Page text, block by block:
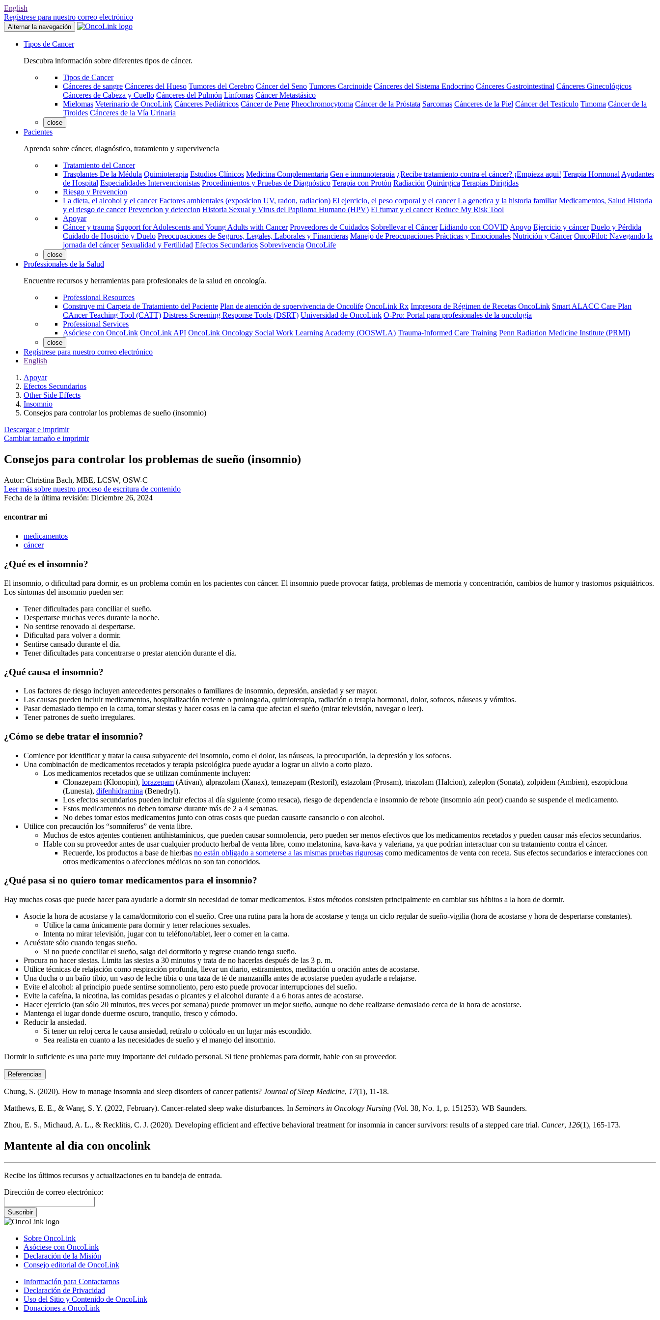
English
Regístrese para nuestro correo electrónico
Alternar la navegación
Tipos de Cancer
Descubra información sobre diferentes tipos de cáncer.
Tipos de Cancer
Cánceres de sangre Cánceres del Hueso Tumores del Cerebro Cáncer del Seno Tumores Carcinoide Cánceres del Sistema Endocrino Cánceres Gastrointestinal Cánceres Ginecológicos
Cánceres de Cabeza y Cuello Cánceres del Pulmón Linfomas Cáncer Metastásico
Mielomas Veterinario de OncoLink Cánceres Pediátricos Cáncer de Pene Pheochromocytoma Cáncer de la Próstata Sarcomas Cánceres de la Piel Cáncer del Testículo Timoma Cáncer de la
Tiroides Cánceres de la Vía Urinaria
close
Pacientes
Aprenda sobre cáncer, diagnóstico, tratamiento y supervivencia
Tratamiento del Cancer
Trasplantes De la Médula Quimioterapia Estudios Clínicos Medicina Complementaria Gen e inmunoterapia ¿Recibe tratamiento contra el cáncer? ¡Empieza aqui! Terapia Hormonal Ayudantes
de Hospital Especialidades Intervencionistas Procedimientos y Pruebas de Diagnóstico Terapia con Protón Radiación Quirúrgica Terapias Dirigidas
Riesgo y Prevencion
La dieta, el alcohol y el cancer Factores ambientales (exposicion UV, radon, radiacion) El ejercicio, el peso corporal y el cancer La genetica y la historia familiar Medicamentos, Salud Historia
y el riesgo de cancer Prevencion y deteccion Historia Sexual y Virus del Papiloma Humano (HPV) El fumar y el cancer Reduce My Risk Tool
Apoyar
Cáncer y trauma Support for Adolescents and Young Adults with Cancer Proveedores de Cuidados Sobrellevar el Cáncer Lidiando con COVID Apoyo Ejercicio y cáncer Duelo y Pérdida
Cuidado de Hospicio y Duelo Preocupaciones de Seguros, Legales, Laborales y Financieras Manejo de Preocupaciones Prácticas y Emocionales Nutrición y Cáncer OncoPilot: Navegando la
jornada del cáncer Sexualidad y Fertilidad Efectos Secundarios Sobrevivencia OncoLife
close
Professionales de la Salud
Encuentre recursos y herramientas para profesionales de la salud en oncología.
Professional Resources
Construye mi Carpeta de Tratamiento del Paciente Plan de atención de supervivencia de Oncolife OncoLink Rx Impresora de Régimen de Recetas OncoLink Smart ALACC Care Plan
CAncer Teaching Tool (CATT) Distress Screening Response Tools (DSRT) Universidad de OncoLink O-Pro: Portal para profesionales de la oncología
Professional Services
Asóciese con OncoLink OncoLink API OncoLink Oncology Social Work Learning Academy (OOSWLA) Trauma-Informed Care Training Penn Radiation Medicine Institute (PRMI)
close
Regístrese para nuestro correo electrónico
English
Apoyar
Efectos Secundarios
Other Side Effects
Insomnio
Consejos para controlar los problemas de sueño (insomnio)
Descargar e imprimir
Cambiar tamaño e imprimir
Consejos para controlar los problemas de sueño (insomnio)
Autor: Christina Bach, MBE, LCSW, OSW-C
Leer más sobre nuestro proceso de escritura de contenido
Fecha de la última revisión: Diciembre 26, 2024
encontrar mi
medicamentos
cáncer
¿Qué es el insomnio?
El insomnio, o dificultad para dormir, es un problema común en los pacientes con cáncer. El insomnio puede provocar fatiga, problemas de memoria y concentración, cambios de humor y trastornos psiquiátricos.
Los síntomas del insomnio pueden ser:
Tener dificultades para conciliar el sueño.
Despertarse muchas veces durante la noche.
No sentirse renovado al despertarse.
Dificultad para volver a dormir.
Sentirse cansado durante el día.
Tener dificultades para concentrarse o prestar atención durante el día.
¿Qué causa el insomnio?
Los factores de riesgo incluyen antecedentes personales o familiares de insomnio, depresión, ansiedad y ser mayor.
Las causas pueden incluir medicamentos, hospitalización reciente o prolongada, quimioterapia, radiación o terapia hormonal, dolor, sofocos, náuseas y vómitos.
Pasar demasiado tiempo en la cama, tomar siestas y hacer cosas en la cama que afectan el sueño (mirar televisión, navegar o leer).
Tener patrones de sueño irregulares.
¿Cómo se debe tratar el insomnio?
Comience por identificar y tratar la causa subyacente del insomnio, como el dolor, las náuseas, la preocupación, la depresión y los sofocos.
Una combinación de medicamentos recetados y terapia psicológica puede ayudar a lograr un alivio a corto plazo.
Los medicamentos recetados que se utilizan comúnmente incluyen:
Clonazepam (Klonopin), lorazepam (Ativan), alprazolam (Xanax), temazepam (Restoril), estazolam (Prosam), triazolam (Halcion), zaleplon (Sonata), zolpidem (Ambien), eszopiclona
(Lunesta), difenhidramina (Benedryl).
Los efectos secundarios pueden incluir efectos al día siguiente (como resaca), riesgo de dependencia e insomnio de rebote (insomnio aún peor) cuando se suspende el medicamento.
Estos medicamentos no deben tomarse durante más de 2 a 4 semanas.
No debes tomar estos medicamentos junto con otras cosas que puedan causarte cansancio o con alcohol.
Utilice con precaución los “somníferos” de venta libre.
Muchos de estos agentes contienen antihistamínicos, que pueden causar somnolencia, pero pueden ser menos efectivos que los medicamentos recetados y pueden causar más efectos secundarios.
Hable con su proveedor antes de usar cualquier producto herbal de venta libre, como melatonina, kava-kava y valeriana, ya que podrían interactuar con su tratamiento contra el cáncer.
Recuerde, los productos a base de hierbas no están obligado a someterse a las mismas pruebas rigurosas como medicamentos de venta con receta. Sus efectos secundarios e interacciones con
otros medicamentos o afecciones médicas no son tan conocidos.
¿Qué pasa si no quiero tomar medicamentos para el insomnio?
Hay muchas cosas que puede hacer para ayudarle a dormir sin necesidad de tomar medicamentos. Estos métodos consisten principalmente en cambiar sus hábitos a la hora de dormir.
Asocie la hora de acostarse y la cama/dormitorio con el sueño. Cree una rutina para la hora de acostarse y tenga un ciclo regular de sueño-vigilia (hora de acostarse y hora de despertarse constantes).
Utilice la cama únicamente para dormir y tener relaciones sexuales.
Intenta no mirar televisión, jugar con tu teléfono/tablet, leer o comer en la cama.
Acuéstate sólo cuando tengas sueño.
Si no puede conciliar el sueño, salga del dormitorio y regrese cuando tenga sueño.
Procura no hacer siestas. Limita las siestas a 30 minutos y trata de no hacerlas después de las 3 p. m.
Utilice técnicas de relajación como respiración profunda, llevar un diario, estiramientos, meditación u oración antes de acostarse.
Una ducha o un baño tibio, un vaso de leche tibia o una taza de té de manzanilla antes de acostarse pueden ayudarle a relajarse.
Evite el alcohol: al principio puede sentirse somnoliento, pero esto puede provocar interrupciones del sueño.
Evite la cafeína, la nicotina, las comidas pesadas o picantes y el alcohol durante 4 a 6 horas antes de acostarse.
Hacer ejercicio (tan sólo 20 minutos, tres veces por semana) puede promover un mejor sueño, aunque no debe realizarse demasiado cerca de la hora de acostarse.
Mantenga el lugar donde duerme oscuro, tranquilo, fresco y cómodo.
Reducir la ansiedad.
Si tener un reloj cerca le causa ansiedad, retíralo o colócalo en un lugar más escondido.
Sea realista en cuanto a las necesidades de sueño y el manejo del insomnio.
Dormir lo suficiente es una parte muy importante del cuidado personal. Si tiene problemas para dormir, hable con su proveedor.
Referencias
Chung, S. (2020). How to manage insomnia and sleep disorders of cancer patients? Journal of Sleep Medicine, 17(1), 11-18.
Matthews, E. E., & Wang, S. Y. (2022, February). Cancer-related sleep wake disturbances. In Seminars in Oncology Nursing (Vol. 38, No. 1, p. 151253). WB Saunders.
Zhou, E. S., Michaud, A. L., & Recklitis, C. J. (2020). Developing efficient and effective behavioral treatment for insomnia in cancer survivors: results of a stepped care trial. Cancer, 126(1), 165-173.
Mantente al día con oncolink
Recibe los últimos recursos y actualizaciones en tu bandeja de entrada.
Dirección de correo electrónico:
Suscribir
Sobre OncoLink
Asóciese con OncoLink
Declaración de la Misión
Consejo editorial de OncoLink
Información para Contactarnos
Declaración de Privacidad
Uso del Sitio y Contenido de OncoLink
Donaciones a OncoLink